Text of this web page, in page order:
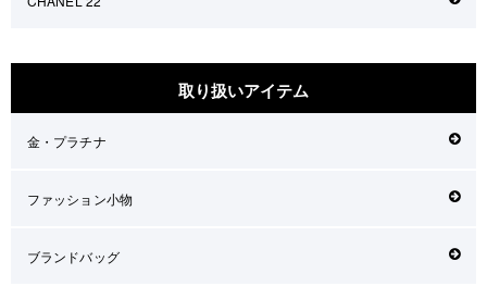
取り扱いアイテム
金・プラチナ
ファッション小物
ブランドバッグ